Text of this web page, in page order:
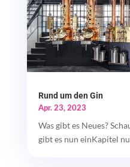
Rund um den Gin
Apr. 23, 2023
Was gibt es Neues?
gibt es nun einKapitel